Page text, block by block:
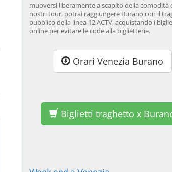
muoversi liberamente a scapito della comodità
nostri tour, potrai raggiungere Burano con il
pubblico della linea 12 ACTV, acquistando i
online per evitare le code alla biglietterie.
Orari Venezia Burano
Biglietti traghetto x